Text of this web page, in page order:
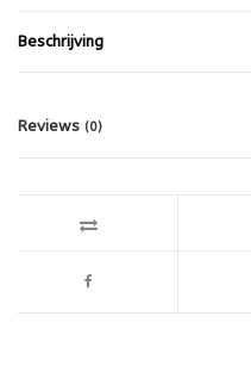
Beschrijving
Reviews (0)